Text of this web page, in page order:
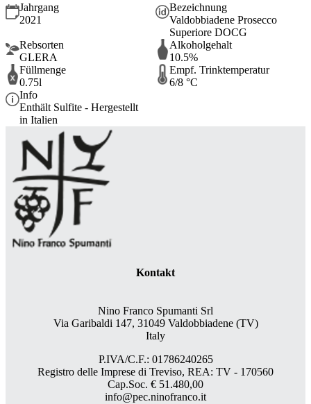
Jahrgang
2021
Bezeichnung
Valdobbiadene Prosecco
Superiore DOCG
Rebsorten
GLERA
Alkoholgehalt
10.5%
Füllmenge
0.75l
Empf. Trinktemperatur
6/8 °C
Info
Enthält Sulfite - Hergestellt
in Italien
Kontakt
Nino Franco Spumanti Srl
Via Garibaldi 147, 31049 Valdobbiadene (TV)
Italy
P.IVA/C.F.: 01786240265
Registro delle Imprese di Treviso, REA: TV - 170560
Cap.Soc. € 51.480,00
info@pec.ninofranco.it